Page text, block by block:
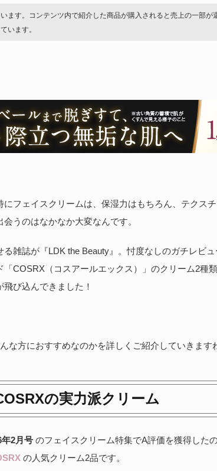
ます。コンテンツ内で紹介した商品が購入されると売上の一部が
います。
フェイスクリームは、保湿力はもちろん、テクス
うのはなかなか大変なんです。
雑誌が『LDK the Beauty』。忖度なしのガチレビ
COSRX（コスアールエックス）」のクリーム2種
び込んできました！
な方におすすめなのかを詳しくご紹介していきます
の実力派クリーム
年2月号 のフェイスクリーム特集でA評価を獲得した
の人気クリーム2品です。